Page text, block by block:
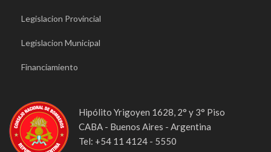
Legislacion Provincial
Legislacion Municipal
Financiamiento
Hipólito Yrigoyen 1628, 2° y 3° Piso
CABA - Buenos Aires - Argentina
Tel: +54 11 4124 - 5550